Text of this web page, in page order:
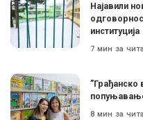
Најавили
институција
7 мин за
8 мин за